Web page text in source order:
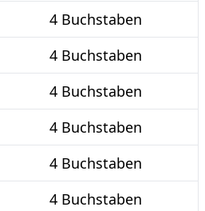
4 Buchstaben
4 Buchstaben
4 Buchstaben
4 Buchstaben
4 Buchstaben
4 Buchstaben